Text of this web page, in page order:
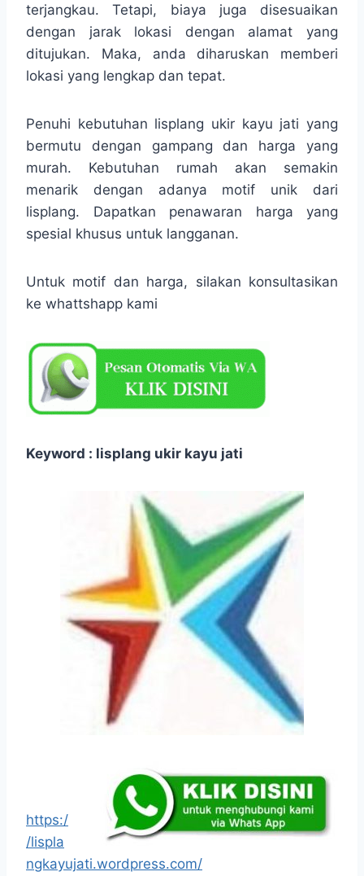
terjangkau. Tetapi, biaya juga disesuaikan
dengan jarak lokasi dengan alamat yang
ditujukan. Maka, anda diharuskan memberi
lokasi yang lengkap dan tepat.
Penuhi kebutuhan lisplang ukir kayu jati yang
bermutu dengan gampang dan harga yang
murah. Kebutuhan rumah akan semakin
menarik dengan adanya motif unik dari
lisplang. Dapatkan penawaran harga yang
spesial khusus untuk langganan.
Untuk motif dan harga, silakan konsultasikan
ke whattshapp kami
Keyword : lisplang ukir kayu jati
https:/
/lispla
ngkayujati.wordpress.com/